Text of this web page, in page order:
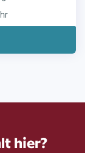
hier?